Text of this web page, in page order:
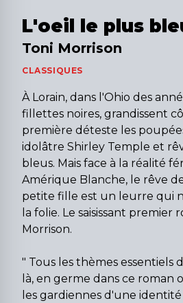
L'oeil le plus
Toni Morrison
CLASSIQUES
À Lorain, dans l'Ohio des
fillettes noires, grandissent
première déteste les
idolâtre Shirley Temple et
bleus. Mais face à la réalité
Amérique Blanche, le rêve
petite fille est un leurre qui
la folie. Le saisissant premier
Morrison.
" Tous les thèmes essentiels
là, en germe dans ce roman
les gardiennes d'une